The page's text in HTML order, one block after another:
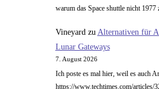
warum das Space shuttle nicht
Vineyard zu Alternativen für
Lunar Gateways
7. August 2026
Ich poste es mal hier, weil es auch
https://www.techtimes.com/articles/